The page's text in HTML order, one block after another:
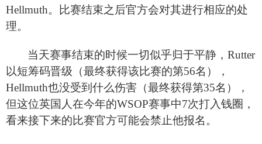
Hellmuth。比赛结束之后官方会对其进行相应的处
理。
当天赛事结束的时候一切似乎归于平静，Rutter
以短筹码晋级（最终获得该比赛的第56名），
Hellmuth也没受到什么伤害（最终获得第35名），
但这位英国人在今年的WSOP赛事中7次打入钱圈，
看来接下来的比赛官方可能会禁止他报名。